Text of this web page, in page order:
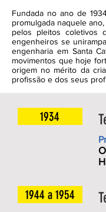
Fundada no ano de
promulgada naquele
pelos pleitos coletivos
engenheiros se
engenharia em Santa
movimentos que hoje
origem no mérito da
profissão e dos seus
1934
1944 a 1954